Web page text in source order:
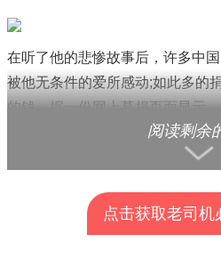
在听了他的悲惨故事后，许多中
被他无条件的爱所感动;如此多的
的钱。据一份网上募捐页面显示
已经筹集了50多万元。
顾是这样一个好孩子，他甚至告
助他们的人的名单，并说他长大
阅读剩余
点击获取老司机